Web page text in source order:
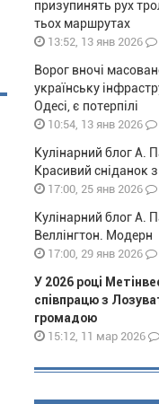
призупинять рух
тьох маршрутах
13:52, 13 янв 2026
Ворог вночі
українську
Одесі, є потерпілі
10:54, 13 янв 2026
Кулінарний блог А.
Красивий сніданок
17:00, 25 янв 2026
Кулінарний блог А.
Веллінгтон. Модерн
17:00, 29 янв 2026
У 2026 році
співпрацю з
громадою
15:12, 11 мар 2026